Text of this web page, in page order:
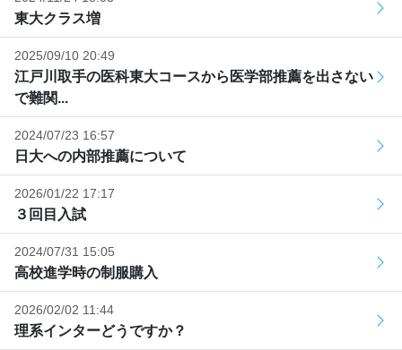
東大クラス増
2025/09/10 20:49
江戸川取手の医科東大コースから医学部推薦を出さない
で難関...
2024/07/23 16:57
日大への内部推薦について
2026/01/22 17:17
３回目入試
2024/07/31 15:05
高校進学時の制服購入
2026/02/02 11:44
理系インターどうですか？